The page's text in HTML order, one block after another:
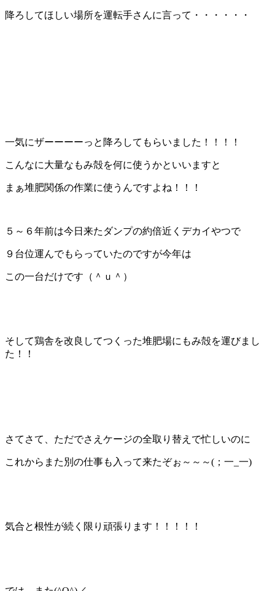
降ろしてほしい場所を運転手さんに言って・・・・・・
一気にザーーーーっと降ろしてもらいました！！！！
こんなに大量なもみ殻を何に使うかといいますと
まぁ堆肥関係の作業に使うんですよね！！！
５～６年前は今日来たダンプの約倍近くデカイやつで
９台位運んでもらっていたのですが今年は
この一台だけです（＾ｕ＾）
そして鶏舎を改良してつくった堆肥場にもみ殻を運びまし
た！！
さてさて、ただでさえケージの全取り替えで忙しいのに
これからまた別の仕事も入って来たぞぉ～～～(；一_一)
気合と根性が続く限り頑張ります！！！！！